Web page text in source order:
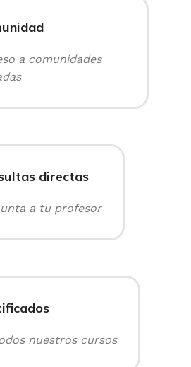
a comunidades
directas
a tu profesor
nuestros cursos